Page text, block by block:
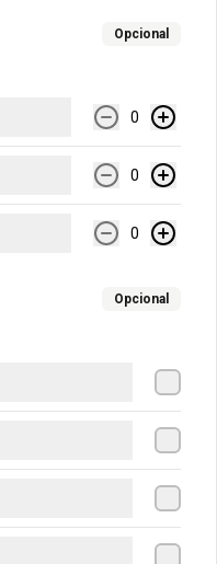
TA
mayonesa preparada con
y tamarindo, de sabor
ahumado. No es picante
Opcional
0
0
0
Opcional